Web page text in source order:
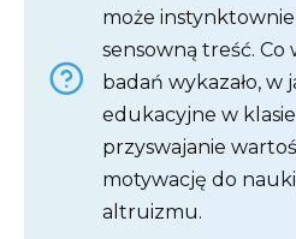
może
sensowną treść. Co
badań wykazało, w
edukacyjne w klasie
przyswajanie
motywację do
altruizmu.